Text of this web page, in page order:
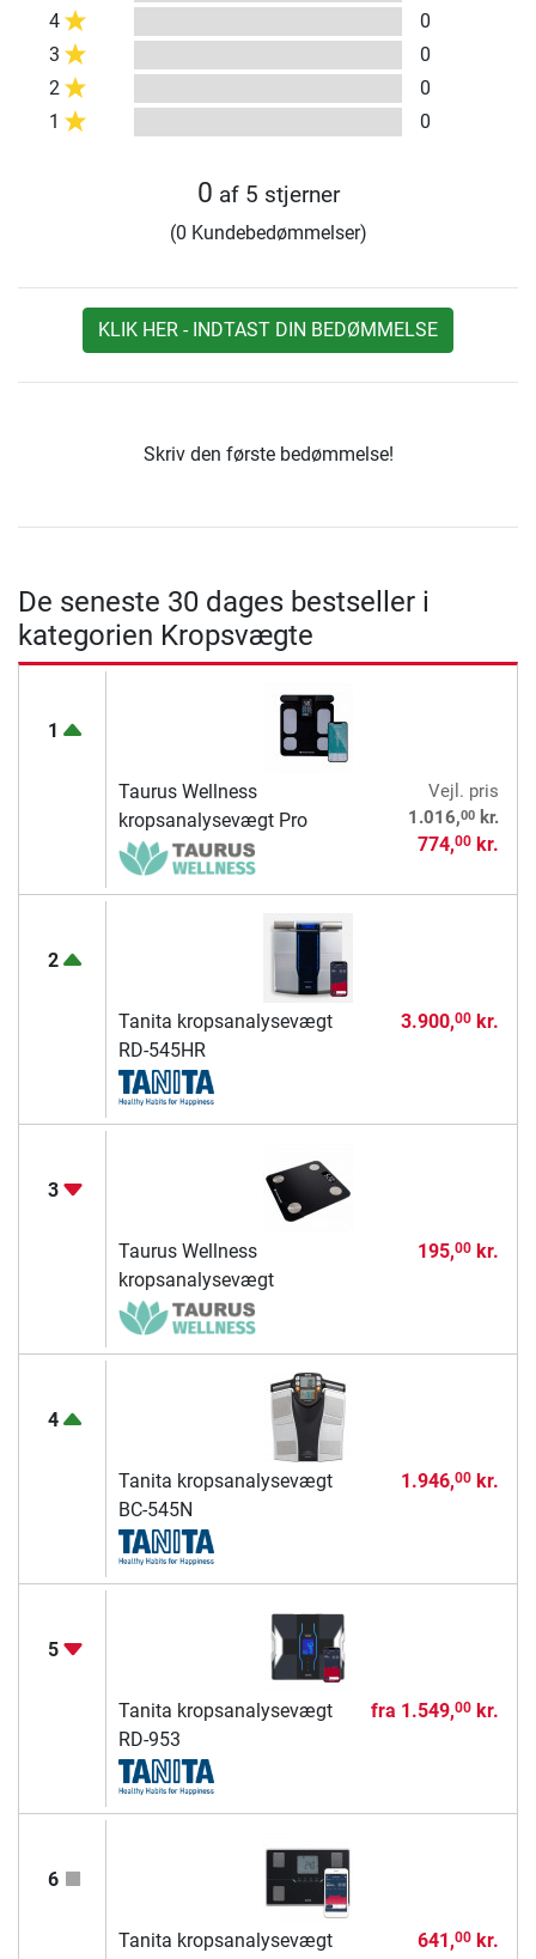
4
0
3
0
2
0
1
0
0 af 5 stjerner
(0 Kundebedømmelser)
KLIK HER - INDTAST DIN BEDØMMELSE
Skriv den første bedømmelse!
De seneste 30 dages bestseller i
kategorien Kropsvægte
1
Taurus Wellness
kropsanalysevægt Pro
Vejl. pris
1.016,00kr.
774,00kr.
2
Tanita kropsanalysevægt
RD-545HR
3.900,00kr.
3
Taurus Wellness
kropsanalysevægt
195,00kr.
4
Tanita kropsanalysevægt
BC-545N
1.946,00kr.
5
Tanita kropsanalysevægt
RD-953
fra 1.549,00kr.
6
Tanita kropsanalysevægt
641,00kr.